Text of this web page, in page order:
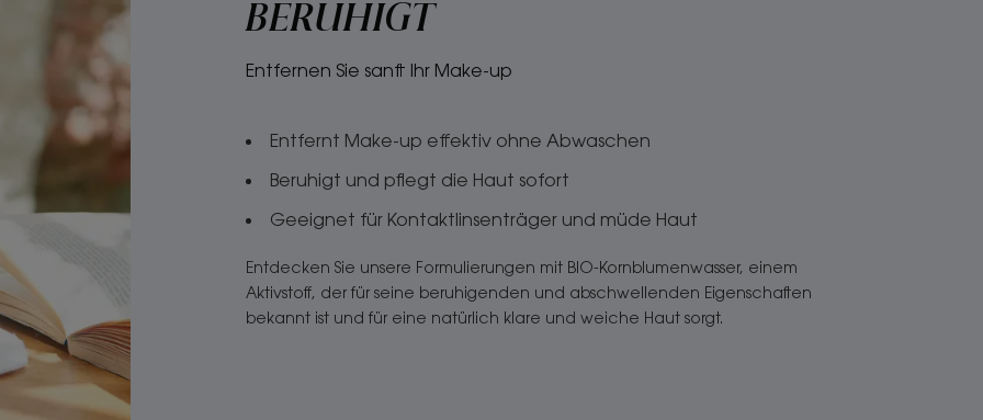
BERUHIGT
Entfernen Sie sanft Ihr Make-up
Entfernt Make-up effektiv ohne Abwaschen
Beruhigt und pflegt die Haut sofort
Geeignet für Kontaktlinsenträger und müde Haut
Entdecken Sie unsere Formulierungen mit BIO-Kornblumenwasser, einem
Aktivstoff, der für seine beruhigenden und abschwellenden Eigenschaften
bekannt ist und für eine natürlich klare und weiche Haut sorgt.